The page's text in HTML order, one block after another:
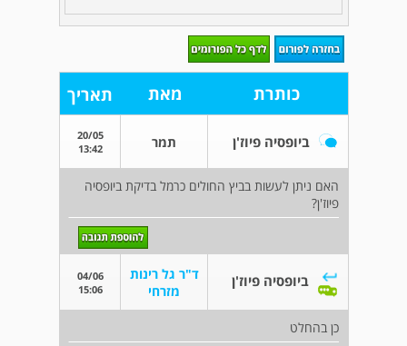
כותרת מאת תאריך
ביופסיה פיוז'ן תמר
20/05
13:42
האם ניתן לעשות בביץ החולים כרמל בדיקת ביופסיה
פיוז'ן?
ביופסיה פיוז'ן
ד"ר גל רינות
מזרחי
04/06
15:06
כן בהחלט